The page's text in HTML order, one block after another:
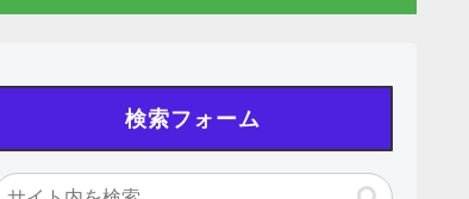
検索フォーム